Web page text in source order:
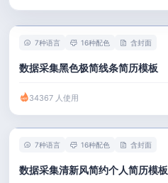
AI 职场工具 New
简历模板
简洁
应届生
左右分栏
考研复试
产品 / 设计
金融 / 汽车
市场 / 运营
人事 / 行政
7种语言 16种配色 含封面
数据采集黑色极简线条简历模板
34367 人使用
7种语言 16种配色 含封面
数据采集清新风简约个人简历模板